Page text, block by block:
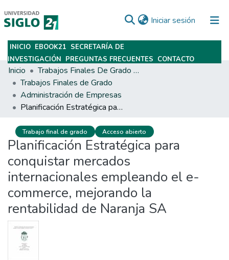
Iniciar sesión (current)
Subir
INICIO EBOOK21 SECRETARÍA DE
INVESTIGACIÓN PREGUNTAS FRECUENTES CONTACTO
Inicio
Trabajos Finales De Grado Y Posgrado
Trabajos Finales de Grado
Administración de Empresas
Planificación Estratégica para conquistar mercados internacionales empleando el e-commerce, mejorando la rentabilidad de Naranja SA
Trabajo final de grado Acceso abierto
Planificación Estratégica para
conquistar mercados
internacionales empleando el e-
commerce, mejorando la
rentabilidad de Naranja SA